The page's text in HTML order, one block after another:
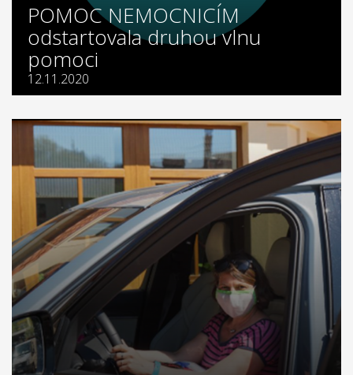
POMOC NEMOCNICÍM
odstartovala druhou vlnu
pomoci
12.11.2020